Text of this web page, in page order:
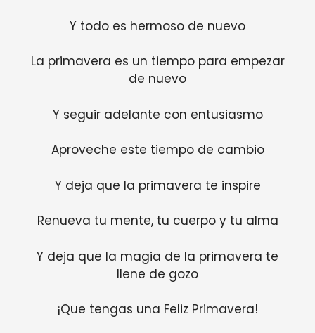
Y todo es hermoso de nuevo
La primavera es un tiempo para empezar
de nuevo
Y seguir adelante con entusiasmo
Aproveche este tiempo de cambio
Y deja que la primavera te inspire
Renueva tu mente, tu cuerpo y tu alma
Y deja que la magia de la primavera te
llene de gozo
¡Que tengas una Feliz Primavera!